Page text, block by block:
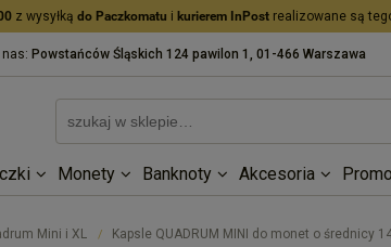
z wysyłką do Paczkomatu i kurierem InPost realizowane są
Powstańców Śląskich 124 pawilon 1, 01-466 Warszawa
Monety Banknoty Akcesoria
Mini i XL / Kapsle QUADRUM MINI do monet o średnicy